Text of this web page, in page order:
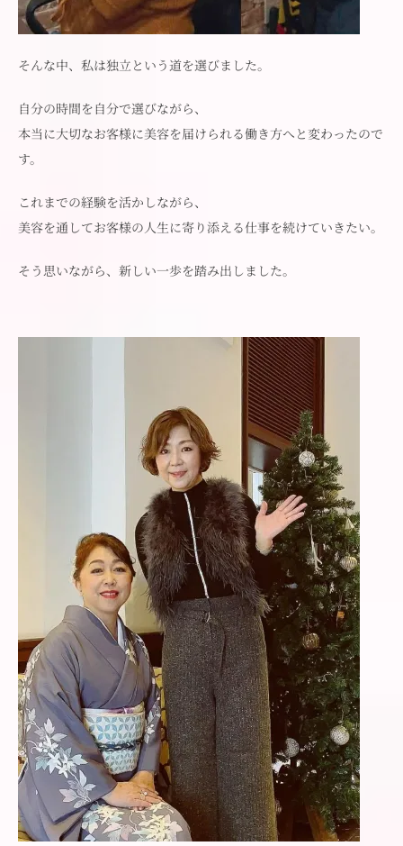
そんな中、私は独立という道を選びました。
自分の時間を自分で選びながら、
本当に大切なお客様に美容を届けられる働き方へと変わったので
す。
これまでの経験を活かしながら、
美容を通してお客様の人生に寄り添える仕事を続けていきたい。
そう思いながら、新しい一歩を踏み出しました。